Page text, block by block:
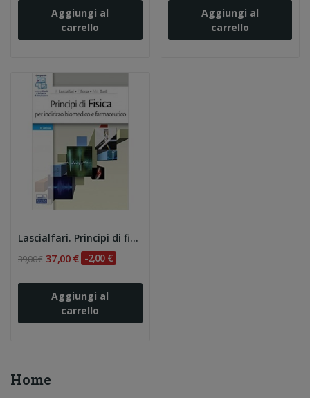
Home
Aggiungi al
carrello
Aggiungi al
carrello
Lascialfari. Principi di fisica per indirizzo...
39,00 € 37,00 € -2,00 €
Aggiungi al
carrello